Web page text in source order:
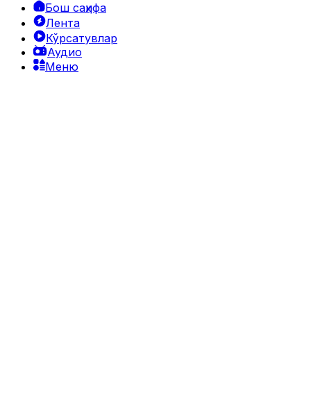
Бош саҳифа
Лента
Кўрсатувлар
Аудио
Меню